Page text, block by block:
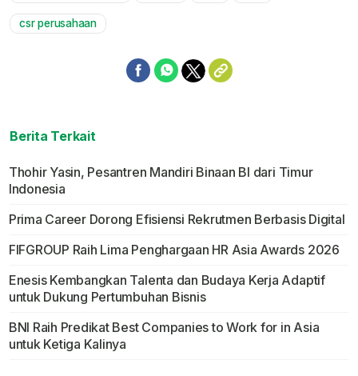
csr perusahaan
Berita Terkait
Thohir Yasin, Pesantren Mandiri Binaan BI dari Timur
Indonesia
Prima Career Dorong Efisiensi Rekrutmen Berbasis Digital
FIFGROUP Raih Lima Penghargaan HR Asia Awards 2026
Enesis Kembangkan Talenta dan Budaya Kerja Adaptif
untuk Dukung Pertumbuhan Bisnis
BNI Raih Predikat Best Companies to Work for in Asia
untuk Ketiga Kalinya